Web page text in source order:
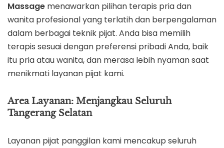
Massage menawarkan pilihan terapis pria dan
wanita profesional yang terlatih dan berpengalaman
dalam berbagai teknik pijat. Anda bisa memilih
terapis sesuai dengan preferensi pribadi Anda, baik
itu pria atau wanita, dan merasa lebih nyaman saat
menikmati layanan pijat kami.
Area Layanan: Menjangkau Seluruh
Tangerang Selatan
Layanan pijat panggilan kami mencakup seluruh